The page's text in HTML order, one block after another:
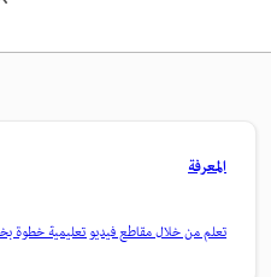
المعرفة
تعلم من خلال مقاطع فيديو تعليمية خطوة